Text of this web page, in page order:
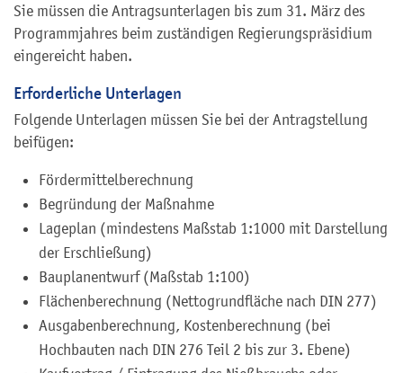
Sie müssen die Antragsunterlagen bis zum 31. März des
Programmjahres beim zuständigen Regierungspräsidium
eingereicht haben.
Erforderliche Unterlagen
Folgende Unterlagen müssen Sie bei der Antragstellung
beifügen:
Fördermittelberechnung
Begründung der Maßnahme
Lageplan (mindestens Maßstab 1:1000 mit Darstellung
der Erschließung)
Bauplanentwurf (Maßstab 1:100)
Flächenberechnung (Nettogrundfläche nach DIN 277)
Ausgabenberechnung, Kostenberechnung (bei
Hochbauten nach DIN 276 Teil 2 bis zur 3. Ebene)